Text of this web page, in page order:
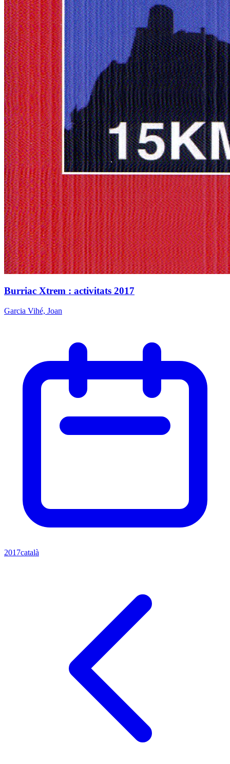
Burriac Xtrem : activitats 2017
Garcia Vihé, Joan
2017català